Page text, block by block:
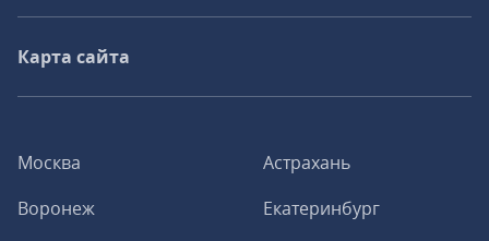
Москва
Астрахань
Воронеж
Екатеринбург
Карта сайта